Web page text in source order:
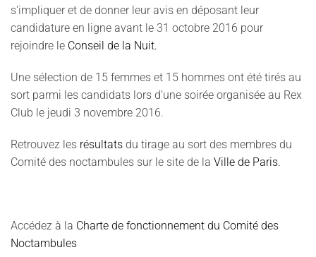
s'impliquer et de donner leur avis en déposant leur
candidature en ligne avant le 31 octobre 2016 pour
rejoindre le Conseil de la Nuit.
Une sélection de 15 femmes et 15 hommes ont été tirés au
sort parmi les candidats lors d’une soirée organisée au Rex
Club le jeudi 3 novembre 2016.
Retrouvez les résultats du tirage au sort des membres du
Comité des noctambules sur le site de la Ville de Paris.
Accédez à la Charte de fonctionnement du Comité des
Noctambules